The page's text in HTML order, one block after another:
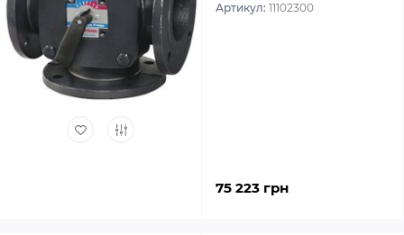
Артикул: 11102300
75 223 грн